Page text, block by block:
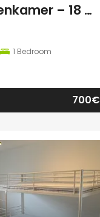
Nieuwe studentenkamer – 18 m² met privé autoparking – op 5 min fietsafstand van Campus Gasthuisberg
1 Bedroom
700€